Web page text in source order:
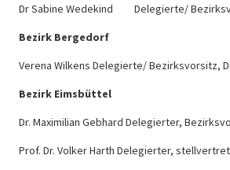
Dr Sabine Wedekind Delegierte/
Bezirk Bergedorf
Verena Wilkens Delegierte/ Bezirksvorsitz,
Bezirk Eimsbüttel
Dr. Maximilian Gebhard Delegierter,
Prof. Dr. Volker Harth Delegierter,